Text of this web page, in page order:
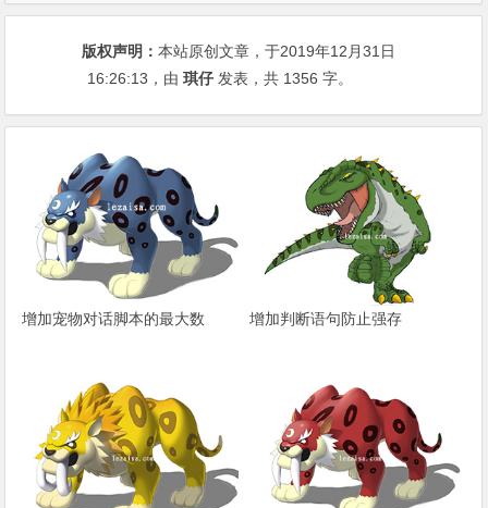
版权声明：本站原创文章，于2019年12月31日
16:26:13 ，由琪仔 发表，共 1356 字。
增加宠物对话脚本的最大数 增加判断语句防止强存